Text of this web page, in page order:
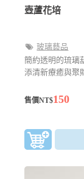
壺蘆花培
玻璃藝品
簡約透明的琉璃
添清新療癒與聚
售價NT$150